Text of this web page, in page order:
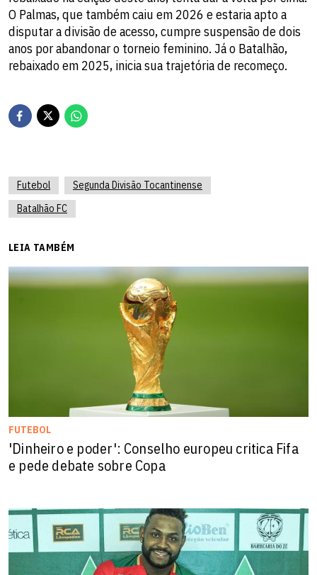
O Palmas, que também caiu em 2026 e estaria apto a
disputar a divisão de acesso, cumpre suspensão de dois
anos por abandonar o torneio feminino. Já o Batalhão,
rebaixado em 2025, inicia sua trajetória de recomeço.
Futebol
Segunda Divisão Tocantinense
Batalhão FC
LEIA TAMBÉM
FUTEBOL
'Dinheiro e poder': Conselho europeu critica Fifa
e pede debate sobre Copa